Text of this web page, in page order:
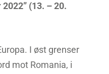
(13. – 20.
I øst grenser
mot Romania, i